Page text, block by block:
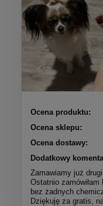
Ocena produktu:
Ocena sklepu:
Ocena dostawy:
Dodatkowy
Zamawiamy już
Ostatnio
bez żadnych
Dziękuję za gratis,